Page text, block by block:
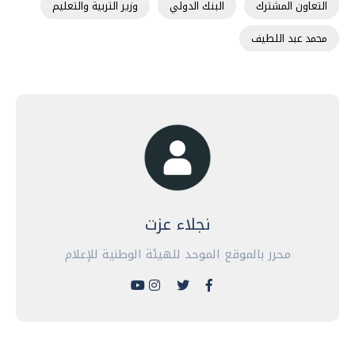
التعاون المشترك البنك الدولي
وزير التربية والتعليم
محمد عبد اللطيف
نجلاء عزت
محرر بالموقع الموحد للهيئة الوطنية للإعلام